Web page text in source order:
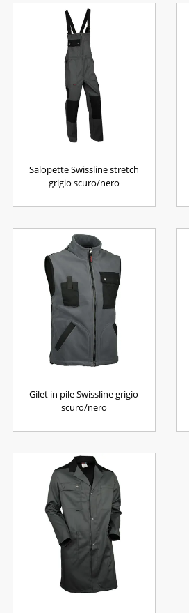
Salopette Swissline stretch
grigio scuro/nero
Gilet in pile Swissline grigio
scuro/nero